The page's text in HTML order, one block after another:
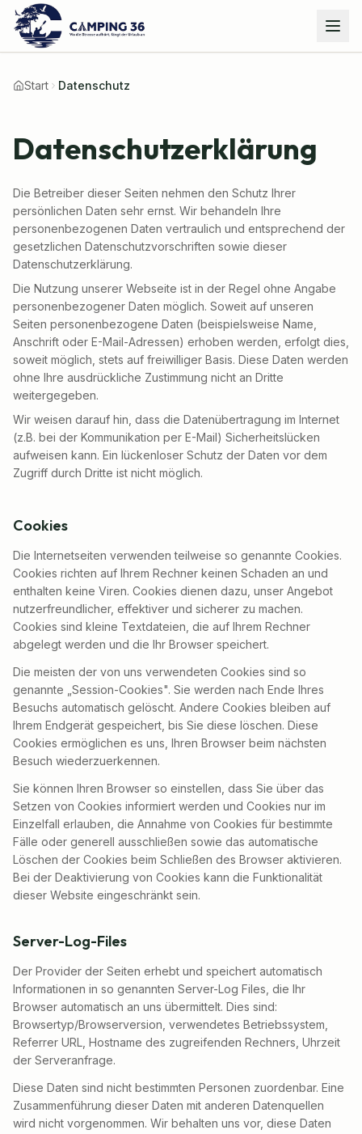
Start Datenschutz
Datenschutzerklärung
Die Betreiber dieser Seiten nehmen den Schutz Ihrer
persönlichen Daten sehr ernst. Wir behandeln Ihre
personenbezogenen Daten vertraulich und entsprechend der
gesetzlichen Datenschutzvorschriften sowie dieser
Datenschutzerklärung.
Die Nutzung unserer Webseite ist in der Regel ohne Angabe
personenbezogener Daten möglich. Soweit auf unseren
Seiten personenbezogene Daten (beispielsweise Name,
Anschrift oder E-Mail-Adressen) erhoben werden, erfolgt dies,
soweit möglich, stets auf freiwilliger Basis. Diese Daten werden
ohne Ihre ausdrückliche Zustimmung nicht an Dritte
weitergegeben.
Wir weisen darauf hin, dass die Datenübertragung im Internet
(z.B. bei der Kommunikation per E-Mail) Sicherheitslücken
aufweisen kann. Ein lückenloser Schutz der Daten vor dem
Zugriff durch Dritte ist nicht möglich.
Cookies
Die Internetseiten verwenden teilweise so genannte Cookies.
Cookies richten auf Ihrem Rechner keinen Schaden an und
enthalten keine Viren. Cookies dienen dazu, unser Angebot
nutzerfreundlicher, effektiver und sicherer zu machen.
Cookies sind kleine Textdateien, die auf Ihrem Rechner
abgelegt werden und die Ihr Browser speichert.
Die meisten der von uns verwendeten Cookies sind so
genannte „Session-Cookies". Sie werden nach Ende Ihres
Besuchs automatisch gelöscht. Andere Cookies bleiben auf
Ihrem Endgerät gespeichert, bis Sie diese löschen. Diese
Cookies ermöglichen es uns, Ihren Browser beim nächsten
Besuch wiederzuerkennen.
Sie können Ihren Browser so einstellen, dass Sie über das
Setzen von Cookies informiert werden und Cookies nur im
Einzelfall erlauben, die Annahme von Cookies für bestimmte
Fälle oder generell ausschließen sowie das automatische
Löschen der Cookies beim Schließen des Browser aktivieren.
Bei der Deaktivierung von Cookies kann die Funktionalität
dieser Website eingeschränkt sein.
Server-Log-Files
Der Provider der Seiten erhebt und speichert automatisch
Informationen in so genannten Server-Log Files, die Ihr
Browser automatisch an uns übermittelt. Dies sind:
Browsertyp/Browserversion, verwendetes Betriebssystem,
Referrer URL, Hostname des zugreifenden Rechners, Uhrzeit
der Serveranfrage.
Diese Daten sind nicht bestimmten Personen zuordenbar. Eine
Zusammenführung dieser Daten mit anderen Datenquellen
wird nicht vorgenommen. Wir behalten uns vor, diese Daten